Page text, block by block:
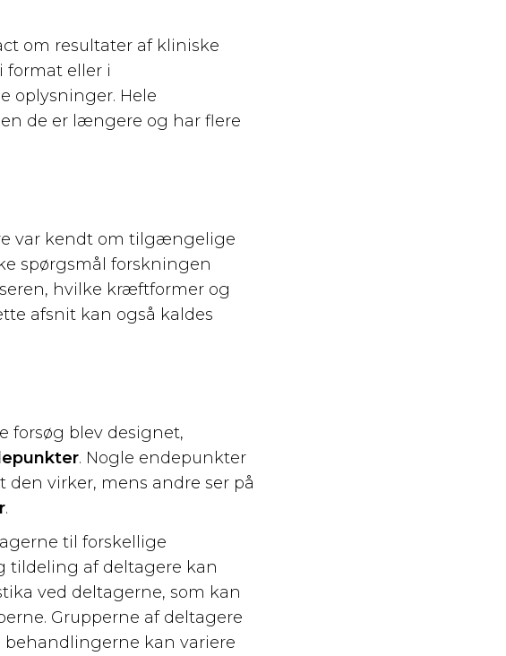
om resultater af kliniske
format eller i
oplysninger. Hele
de er længere og har flere
var kendt om tilgængelige
spørgsmål forskningen
hvilke kræftformer og
afsnit kan også kaldes
forsøg blev designet,
. Nogle endepunkter
den virker, mens andre ser på
.
til forskellige
tildeling af deltagere kan
ved deltagerne, som kan
Grupperne af deltagere
behandlingerne kan variere